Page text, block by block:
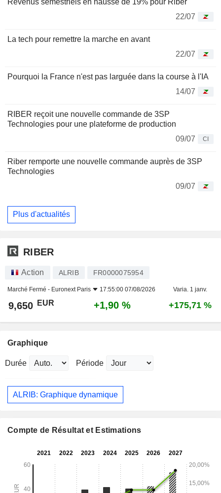
22/07
La tech pour remettre la marche en avant
22/07
Pourquoi la France n'est pas larguée dans la course à l'IA
14/07
RIBER reçoit une nouvelle commande de 3SP
Technologies pour une plateforme de production
09/07
CI
Riber remporte une nouvelle commande auprès de 3SP
Technologies
09/07
Plus d'actualités
RIBER
Action ALRIB FR0000075954
Marché Fermé - Euronext Paris 17:55:00 07/08/2026 Varia. 1 janv.
9,650 EUR +1,90 % +175,71 %
Graphique
Durée Période
ALRIB: Graphique dynamique
Compte de Résultat et Estimations